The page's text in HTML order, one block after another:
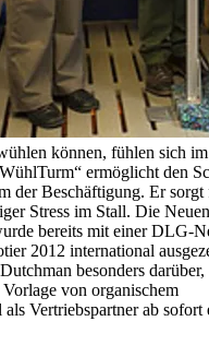
können, fühlen sich
ermöglicht den
der Beschäftigung. Er
Stress im Stall. Die
bereits mit einer DLG-
2012 international
besonders darüber,
von organischem
Vertriebspartner ab